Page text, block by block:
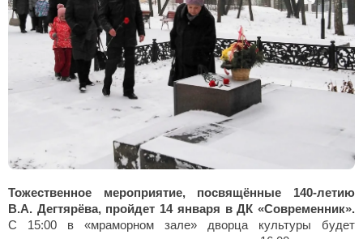
Тожественное мероприятие, посвящённые 140-летию
В.А. Дегтярёва, пройдет 14 января в ДК «Современник».
С 15:00 в «мраморном зале» дворца культуры будет